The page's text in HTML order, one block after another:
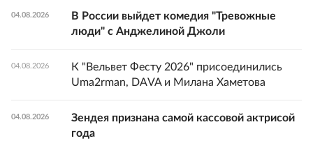
04.08.2026
В России выйдет комедия "Тревожные
люди" с Анджелиной Джоли
04.08.2026
К "Вельвет Фесту 2026" присоединились
Uma2rman, DAVA и Милана Хаметова
04.08.2026
Зендея признана самой кассовой актрисой
года